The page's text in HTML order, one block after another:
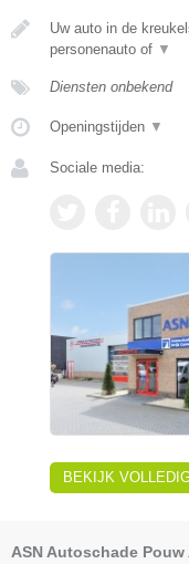
Uw auto in de
personenauto of ▼
Diensten onbekend
Openingstijden ▼
Sociale media:
BEKIJK
ASN Autoschade